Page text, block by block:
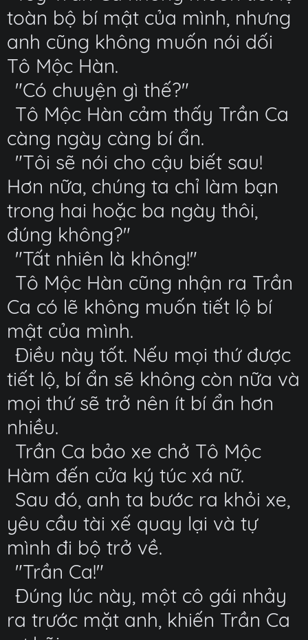
toàn bộ bí mật của mình, nhưng
anh cũng không muốn nói dối
Tô Mộc Hàn.
"Có chuyện gì thế?"
Tô Mộc Hàn cảm thấy Trần Ca
càng ngày càng bí ẩn.
"Tôi sẽ nói cho cậu biết sau!
Hơn nữa, chúng ta chỉ làm bạn
trong hai hoặc ba ngày thôi,
đúng không?"
"Tất nhiên là không!"
Tô Mộc Hàn cũng nhận ra Trần
Ca có lẽ không muốn tiết lộ bí
mật của mình.
Điều này tốt. Nếu mọi thứ được
tiết lộ, bí ẩn sẽ không còn nữa và
mọi thứ sẽ trở nên ít bí ẩn hơn
nhiều.
Trần Ca bảo xe chở Tô Mộc
Hàm đến cửa ký túc xá nữ.
Sau đó, anh ta bước ra khỏi xe,
yêu cầu tài xế quay lại và tự
mình đi bộ trở về.
"Trần Ca!"
Đúng lúc này, một cô gái nhảy
ra trước mặt anh, khiến Trần Ca